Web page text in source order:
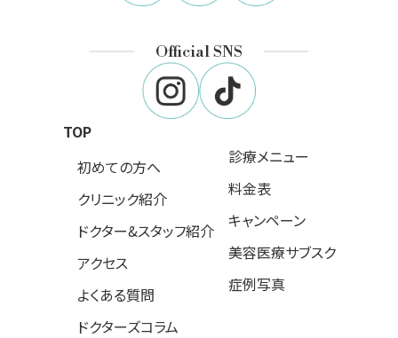
Official SNS
TOP
初めての方へ
クリニック紹介
ドクター&スタッフ紹介
アクセス
よくある質問
ドクターズコラム
診療メニュー
料金表
キャンペーン
美容医療サブスク
症例写真